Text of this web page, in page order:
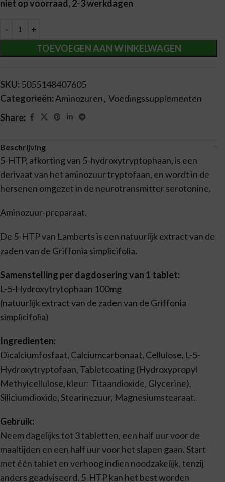
niet op voorraad, 2-3 werkdagen
TOEVOEGEN AAN WINKELWAGEN
Alternative:
SKU: 5055148407605
Categorieën: Aminozuren, Voedingssupplementen
Share:
Beschrijving
5-HTP, afkorting van 5-hydroxytryptophaan, is een
derivaat van het aminozuur tryptofaan, en wordt in de
hersenen omgezet in de neurotransmitter serotonine.
Aminozuur-preparaat.
De 5-HTP van Lamberts is een natuurlijk extract van de
zaden van de Griffonia simplicifolia.
Samenstelling per dagdosering van 1 tablet:
L-5-Hydroxytrytophaan 100mg
(natuurlijk extract van de zaden van de Griffonia
simplicifolia)
Ingredienten:
Dicalciumfosfaat, Calciumcarbonaat, Cellulose, L-5-
Hydroxytryptofaan, Tabletcoating (Hydroxypropyl
Methylcellulose, kleur: Titaandioxide, Glycerine),
Siliciumdioxide, Stearinezuur, Magnesiumstearaat.
Gebruik:
Neem dagelijks tot 3 tabletten, een half uur voor de
maaltijden en een half uur voor het slapen gaan. Start
met één tablet en verhoog indien noodzakelijk, tenzij
anders geadviseerd. 5-HTP kan het best worden